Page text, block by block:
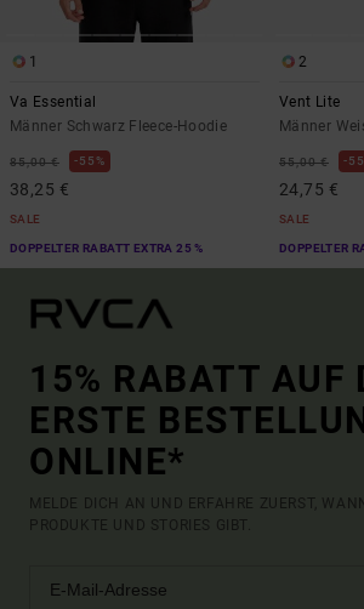
1
Va Essential
Männer Schwarz Fleece-Hoodie
85,00 € 55%
38,25 €
SALE
DOPPELTER RABATT EXTRA 25 %
2
Vent Lite
Männer
55,00 €
24,75 €
SALE
DOPPELTER
15% RABATT AUF
ERSTE
ONLINE*
MELDE DICH AN UND ERFAHRE ZUERST,
PRODUKTE UND STORIES GIBT.